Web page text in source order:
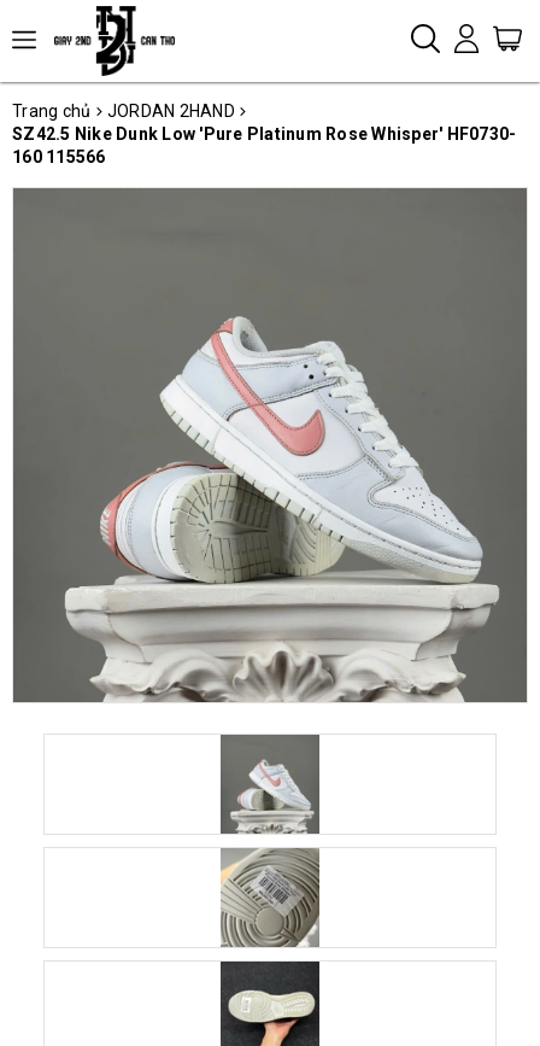
Trang chủ
JORDAN 2HAND
SZ42.5 Nike Dunk Low 'Pure Platinum Rose Whisper' HF0730-
160 115566